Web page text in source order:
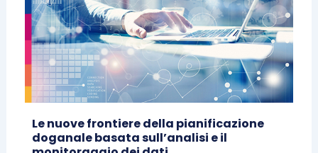
Le nuove frontiere della pianificazione
doganale basata sull’analisi e il